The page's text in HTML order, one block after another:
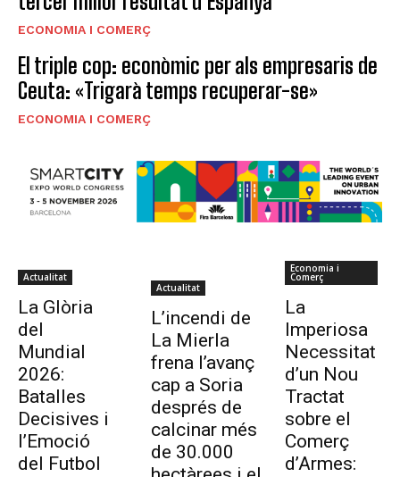
ECONOMIA I COMERÇ
El triple cop: econòmic per als empresaris de
Ceuta: «Trigarà temps recuperar-se»
ECONOMIA I COMERÇ
Actualitat
La Glòria
del
Mundial
2026:
Batalles
Decisives i
l’Emoció
del Futbol
Actualitat
L’incendi de
La Mierla
frena l’avanç
cap a Soria
després de
calcinar més
de 30.000
Economia i
Comerç
La
Imperiosa
Necessitat
d’un Nou
Tractat
sobre el
Comerç
d’Armes: